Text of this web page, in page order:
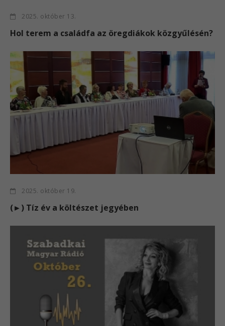
2025. október 13.
Hol terem a családfa az öregdiákok közgyűlésén?
2025. október 19.
(►) Tíz év a költészet jegyében